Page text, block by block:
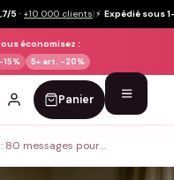
5 · +10 000 clients|⚡ Expédié sous
économisez :
-15% 5+ art. -20%
Panier
80 messages pour…